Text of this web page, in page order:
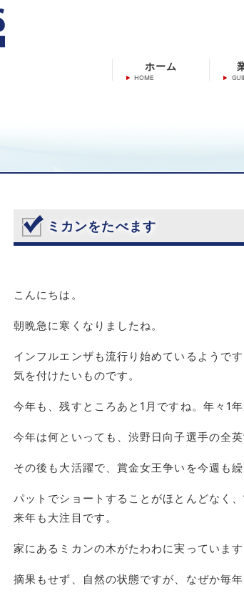
ホーム
ミカンをたべます
こんにちは。
朝晩急に寒くなりましたね。
インフルエンザも流行り始めているようです
気を付けたいものです。
今年も、残すところあと1月ですね。年々1
今年は何といっても、渋野日向子選手の全
その後も大活躍で、賞金女王争いを今週も繰
パットでショートすることがほとんどなく
来年も大注目です。
家にあるミカンの木がたわわに実っています
摘果もせず、自然の状態ですが、なぜか毎年